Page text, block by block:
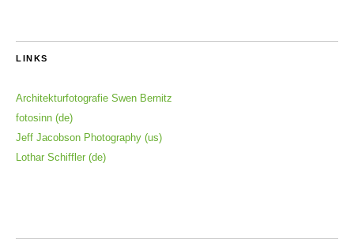
LINKS
Architekturfotografie Swen Bernitz
fotosinn (de)
Jeff Jacobson Photography (us)
Lothar Schiffler (de)